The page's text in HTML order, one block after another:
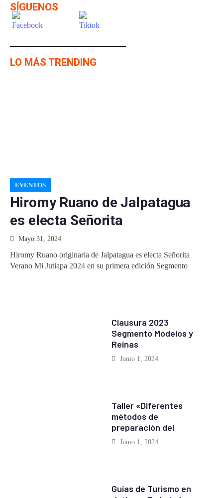
SÍGUENOS
LO MÁS TRENDING
EVENTOS
Hiromy Ruano de Jalpatagua
es electa Señorita
Hiromy Ruano originaria de Jalpatagua es electa Señorita
Verano Mi Jutiapa 2024 en su primera edición Segmento
Mayo 31, 2024
Clausura 2023
Segmento Modelos y
Reinas
Junio 1, 2024
Taller «Diferentes
métodos de
preparación del
Junio 1, 2024
Guías de Turismo en